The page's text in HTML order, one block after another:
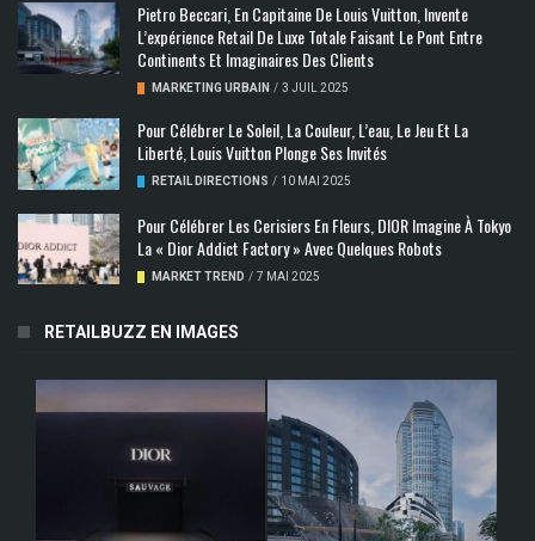
Pietro Beccari, En Capitaine De Louis Vuitton, Invente
L’expérience Retail De Luxe Totale Faisant Le Pont Entre
Continents Et Imaginaires Des Clients
MARKETING URBAIN / 3 JUIL 2025
Pour Célébrer Le Soleil, La Couleur, L’eau, Le Jeu Et La
Liberté, Louis Vuitton Plonge Ses Invités
RETAIL DIRECTIONS / 10 MAI 2025
Pour Célébrer Les Cerisiers En Fleurs, DIOR Imagine À Tokyo
La « Dior Addict Factory » Avec Quelques Robots
MARKET TREND / 7 MAI 2025
RETAILBUZZ EN IMAGES